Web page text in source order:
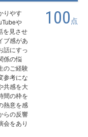
りやす
や
を見させ
ブ感があ
話にすっ
係の悩
のご経験
参考にな
共感を大
間の枠を
熱意を感
らの反響
会をあり
100 点